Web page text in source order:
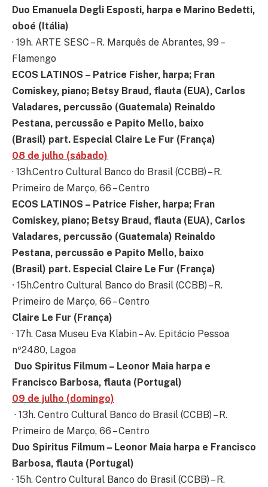
Duo Emanuela Degli Esposti, harpa e Marino Bedetti,
oboé (Itália)
· 19h. ARTE SESC – R. Marquês de Abrantes, 99 –
Flamengo
ECOS LATINOS – Patrice Fisher, harpa; Fran
Comiskey, piano; Betsy Braud, flauta (EUA), Carlos
Valadares, percussão (Guatemala) Reinaldo
Pestana, percussão e Papito Mello, baixo
(Brasil) part. Especial Claire Le Fur (França)
08 de julho (sábado)
· 13h.Centro Cultural Banco do Brasil (CCBB) – R.
Primeiro de Março, 66 – Centro
ECOS LATINOS – Patrice Fisher, harpa; Fran
Comiskey, piano; Betsy Braud, flauta (EUA), Carlos
Valadares, percussão (Guatemala) Reinaldo
Pestana, percussão e Papito Mello, baixo
(Brasil) part. Especial Claire Le Fur (França)
· 15h.Centro Cultural Banco do Brasil (CCBB) – R.
Primeiro de Março, 66 – Centro
Claire Le Fur (França)
· 17h. Casa Museu Eva Klabin – Av. Epitácio Pessoa
nº2480, Lagoa
Duo Spiritus Filmum – Leonor Maia harpa e
Francisco Barbosa, flauta (Portugal)
09 de julho (domingo)
· 13h. Centro Cultural Banco do Brasil (CCBB) – R.
Primeiro de Março, 66 – Centro
Duo Spiritus Filmum – Leonor Maia harpa e Francisco
Barbosa, flauta (Portugal)
· 15h. Centro Cultural Banco do Brasil (CCBB) – R.